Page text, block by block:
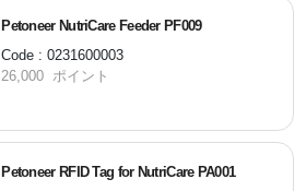
Petoneer NutriCare Feeder PF009
Code : 0231600003
26,000 ポイント
Petoneer RFID Tag for NutriCare PA001